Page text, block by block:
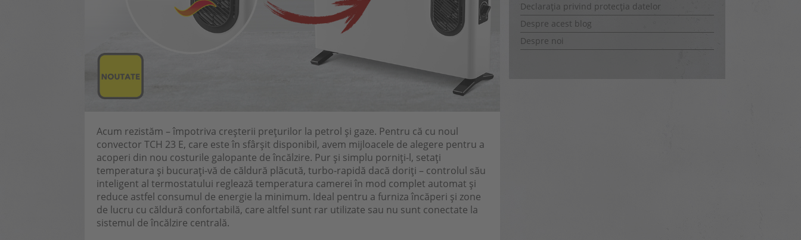
Acum rezistăm – împotriva creșterii prețurilor la petrol și gaze. Pentru că cu noul
convector TCH 23 E, care este în sfârșit disponibil, avem mijloacele de alegere pentru a
acoperi din nou costurile galopante de încălzire. Pur și simplu porniți-l, setați
temperatura și bucurați-vă de căldură plăcută, turbo-rapidă dacă doriți – controlul său
inteligent al termostatului reglează temperatura camerei în mod complet automat și
reduce astfel consumul de energie la minimum. Ideal pentru a furniza încăperi și zone
de lucru cu căldură confortabilă, care altfel sunt rar utilizate sau nu sunt conectate la
sistemul de încălzire centrală.
Declarația privind protecția datelor
Despre acest blog
Despre noi